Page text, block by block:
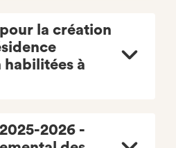
la création
habilitées à
2026 -